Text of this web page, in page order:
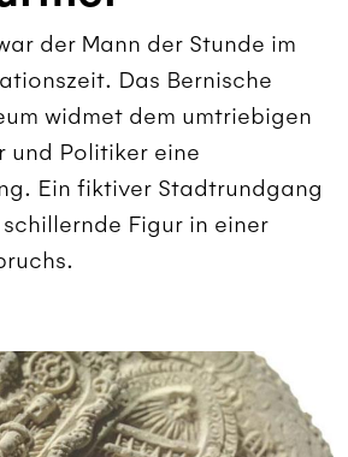
der Mann der Stunde im
Das Bernische
widmet dem umtriebigen
und Politiker eine
Ein fiktiver Stadtrundgang
Figur in einer